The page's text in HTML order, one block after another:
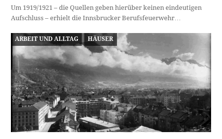
Um 1919/1921 – die Quellen geben hierüber keinen eindeutigen
Aufschluss – erhielt die Innsbrucker Berufsfeuerwehr…
ARBEIT UND ALLTAG HÄUSER